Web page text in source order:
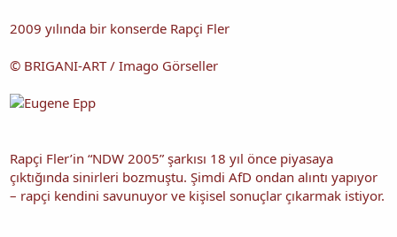
2009 yılında bir konserde Rapçi Fler
© BRIGANI-ART / Imago Görseller
Rapçi Fler’in “NDW 2005” şarkısı 18 yıl önce piyasaya
çıktığında sinirleri bozmuştu. Şimdi AfD ondan alıntı yapıyor
– rapçi kendini savunuyor ve kişisel sonuçlar çıkarmak istiyor.